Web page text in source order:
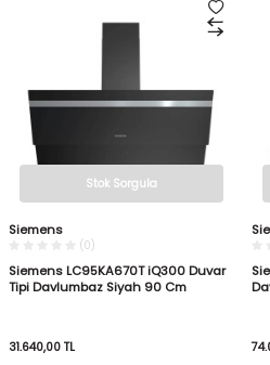
Stok Sorgula
Siemens
(0)
Siemens LC95KA670T iQ300 Duvar
Tipi Davlumbaz Siyah 90 Cm
31.640,00 TL